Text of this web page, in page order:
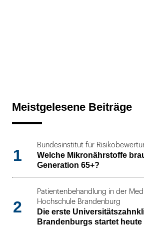
Meistgelesene Beiträge
1
Bundesinstitut für
Welche Mikronährstoffe
Generation 65+?
2
Patientenbehandlung in der
Hochschule Brandenburg
Die erste
Brandenburgs startet